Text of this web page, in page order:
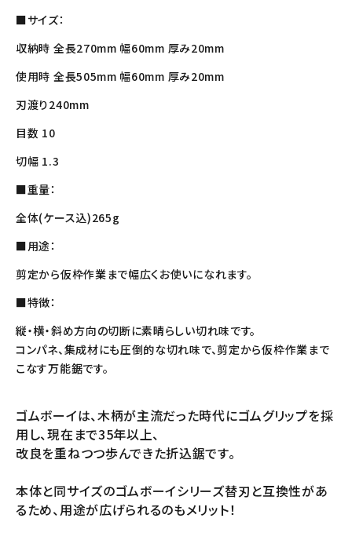
■サイズ：
収納時 全長270mm 幅60mm 厚み20mm
使用時 全長505mm 幅60mm 厚み20mm
刃渡り240mm
目数 10
切幅 1.3
■重量：
全体(ケース込)265g
■用途：
剪定から仮枠作業まで幅広くお使いになれます。
■特徴：
縦・横・斜め方向の切断に素晴らしい切れ味です。
コンパネ、集成材にも圧倒的な切れ味で、剪定から仮枠作業まで
こなす万能鋸です。
ゴムボーイは、木柄が主流だった時代にゴムグリップを採
用し、現在まで35年以上、
改良を重ねつつ歩んできた折込鋸です。
本体と同サイズのゴムボーイシリーズ替刃と互換性があ
るため、用途が広げられるのもメリット！